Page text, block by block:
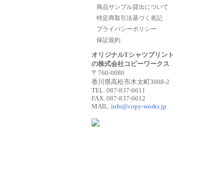
商品サンプル貸出について
特定商取引法基づく表記
プライバシーポリシー
保証規約
オリジナルTシャツプリント
の株式会社コピーワークス
〒760-0080
香川県高松市木太町3008-2
TEL. 087-837-6611
FAX. 087-837-6612
MAIL. info@copy-works.jp